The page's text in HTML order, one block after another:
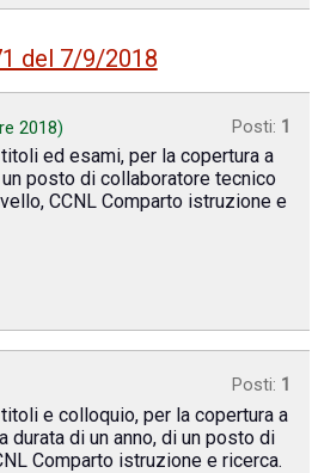
del 7/9/2018
2018) Posti: 1
ed esami, per la copertura a
posto di collaboratore tecnico
CCNL Comparto istruzione e
Posti: 1
e colloquio, per la copertura a
durata di un anno, di un posto di
Comparto istruzione e ricerca.